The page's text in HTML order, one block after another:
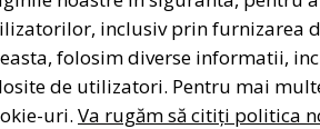
inclusiv prin furnizarea
folosim diverse informatii,
de utilizatori. Pentru mai
uri. Va rugăm să citiți politica